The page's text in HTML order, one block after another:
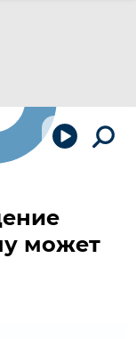
может